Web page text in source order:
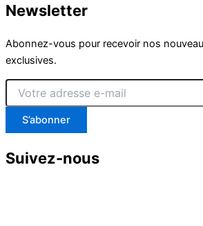
Newsletter
Abonnez-vous pour recevoir nos
exclusives.
Votre
adresse
S’abonner
Suivez-nous